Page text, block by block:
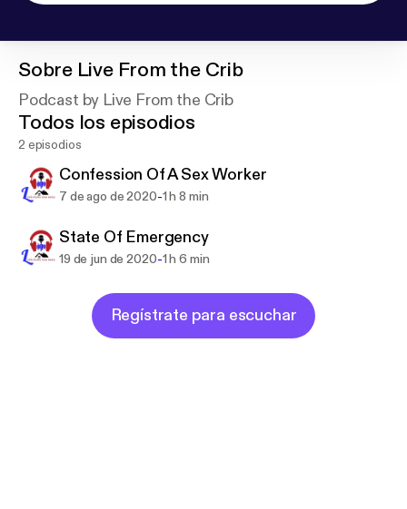
Sobre Live From the Crib
Podcast by Live From the Crib
Todos los episodios
2 episodios
Confession Of A Sex Worker
7 de ago de 2020-1 h 8 min
State Of Emergency
19 de jun de 2020-1 h 6 min
Regístrate para escuchar